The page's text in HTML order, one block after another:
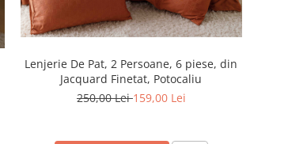
Lenjerie De Pat, 2 Persoane, 6 piese, din
Jacquard Finetat, Potocaliu
250,00 Lei159,00 Lei